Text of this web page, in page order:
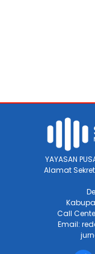
YAYASAN
Alamat
Call
Email: